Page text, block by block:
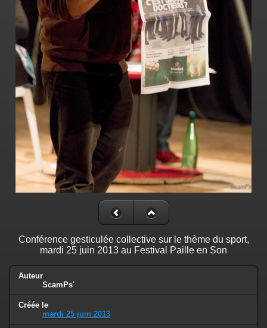
Conférence gesticulée collective sur le thème du sport,
mardi 25 juin 2013 au Festival Paille en Son
Auteur
ScamPs'
Créée le
mardi 25 juin 2013